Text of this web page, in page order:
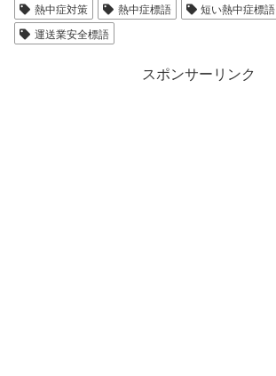
熱中症対策
熱中症標語
短い熱中症標語
運送業安全標語
スポンサーリンク